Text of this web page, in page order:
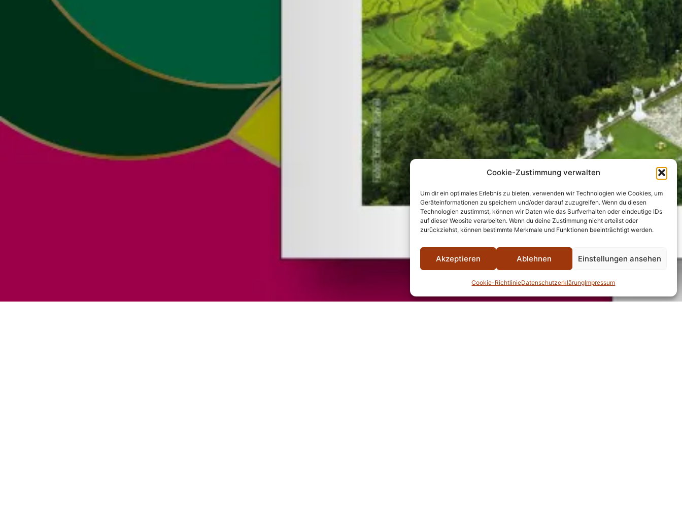
Cookie-Zustimmung verwalten
Um dir ein optimales Erlebnis zu bieten, verwenden wir Technologien wie Cookies, um
Geräteinformationen zu speichern und/oder darauf zuzugreifen. Wenn du diesen
Technologien zustimmst, können wir Daten wie das Surfverhalten oder eindeutige IDs
auf dieser Website verarbeiten. Wenn du deine Zustimmung nicht erteilst oder
zurückziehst, können bestimmte Merkmale und Funktionen beeinträchtigt werden.
Akzeptieren Ablehnen Einstellungen ansehen
Cookie-RichtlinieDatenschutzerklärungImpressum